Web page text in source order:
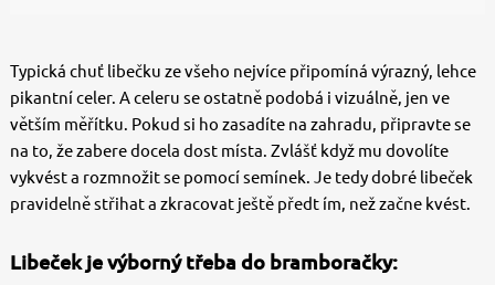
Typická chuť libečku ze všeho nejvíce připomíná výrazný, lehce
pikantní celer. A celeru se ostatně podobá i vizuálně, jen ve
větším měřítku. Pokud si ho zasadíte na zahradu, připravte se
na to, že zabere docela dost místa. Zvlášť když mu dovolíte
vykvést a rozmnožit se pomocí semínek. Je tedy dobré libeček
pravidelně střihat a zkracovat ještě předt ím, než začne kvést.
Libeček je výborný třeba do bramboračky: